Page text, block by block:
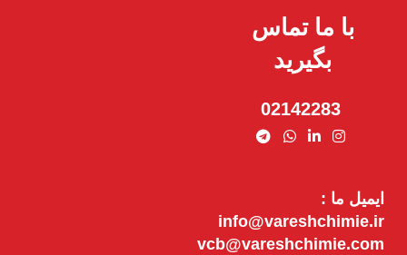
با ما تماس
بگیرید
02142283
ایمیل ما :
info@vareshchimie.ir
vcb@vareshchimie.com